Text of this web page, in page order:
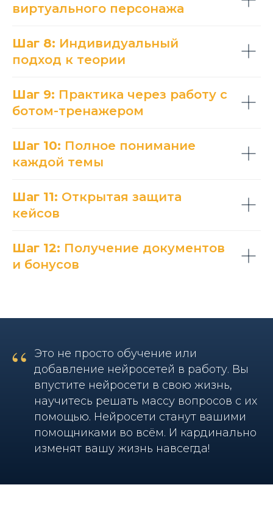
виртуального персонажа
Шаг 8: Индивидуальный
подход к теории
Шаг 9: Практика через работу с
ботом-тренажером
Шаг 10: Полное понимание
каждой темы
Шаг 11: Открытая защита
кейсов
Шаг 12: Получение документов
и бонусов
“
Это не просто обучение или
добавление нейросетей в работу. Вы
впустите нейросети в свою жизнь,
научитесь решать массу вопросов с их
помощью. Нейросети станут вашими
помощниками во всём. И кардинально
изменят вашу жизнь навсегда!